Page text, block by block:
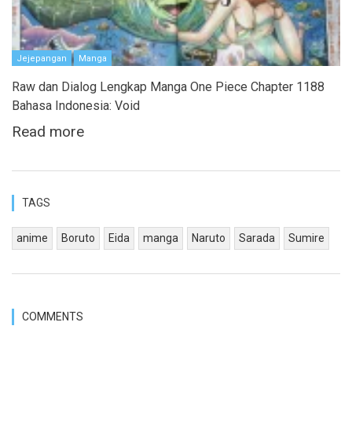
Jejepangan Manga
Raw dan Dialog Lengkap Manga One Piece Chapter 1188
Bahasa Indonesia: Void
Read more
TAGS
anime Boruto Eida manga Naruto Sarada Sumire
COMMENTS